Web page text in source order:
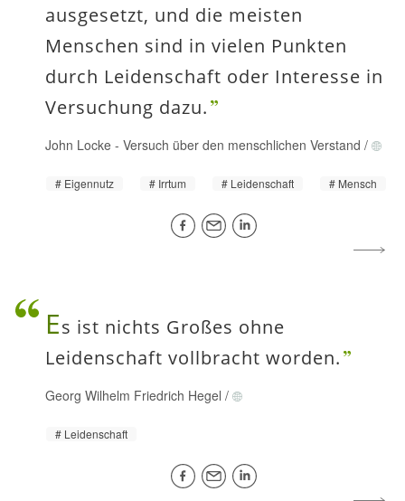
ausgesetzt, und die meisten
Menschen sind in vielen Punkten
durch Leidenschaft oder Interesse in
Versuchung dazu.
John Locke - Versuch über den menschlichen Verstand /
Eigennutz Irrtum Leidenschaft Mensch
Es ist nichts Großes ohne
Leidenschaft vollbracht worden.
Georg Wilhelm Friedrich Hegel /
Leidenschaft